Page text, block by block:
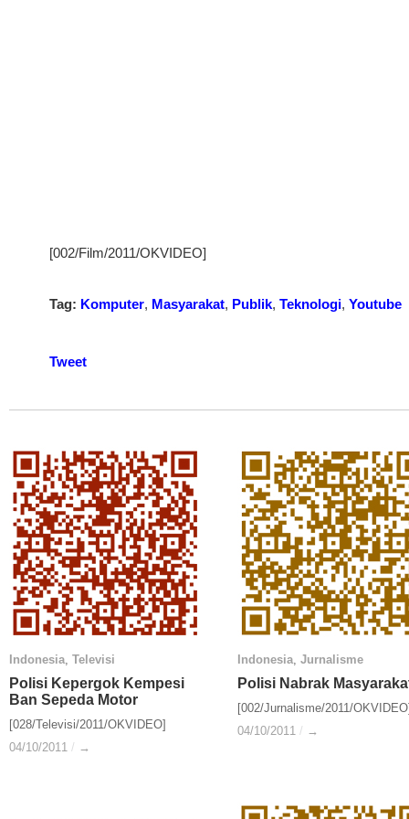
[002/Film/2011/OKVIDEO]
Tag: Komputer, Masyarakat, Publik, Teknologi, Youtube
Tweet
Indonesia, Televisi
Polisi Kepergok Kempesi
Ban Sepeda Motor
[028/Televisi/2011/OKVIDEO]
04/10/2011 / →
Indonesia Televisi
Polisi Kepergok Kempesi
Ban Sepeda Motor
04/10/2011 / →
Indonesia, Jurnalisme
Polisi Nabrak
[002/Jurnalisme/2011/
04/10/2011 / →
Indonesia Jurnalisme
Polisi Nabrak
04/10/2011 / →